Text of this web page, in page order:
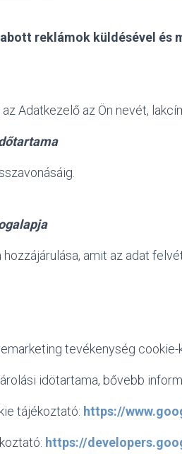
reklámok küldésével és
Adatkezelő az Ön nevét,
hozzájárulása, amit az adat
tevékenység
idötartama, bővebb
tájékoztató: https://
https://